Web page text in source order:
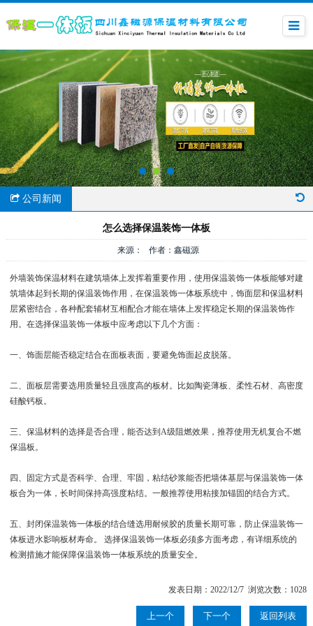
公司新闻
怎么选择保温装饰一体板
来源： 作者：鑫磁源
外墙装饰保温材料在建筑墙体上发挥着重要作用，使用保温装饰一体板能够对建
筑墙体起到长期的保温装饰作用，在保温装饰一体板系统中，饰面层和保温材料
层紧密结合，各种配套辅材互相配合才能在墙体上发挥稳定长期的保温装饰作
用。在选择保温装饰一体板中应考虑以下几个方面：
一、饰面层能否稳定结合在面板表面，要避免饰面起皮脱落。
二、面板层需要选用质量轻且强度高的板材。比如陶瓷薄板、柔性石材、高密度
硅酸钙板。
三、保温材料的选择是否合理，能否达到A级阻燃效果，推荐使用无机复合不燃
保温板。
四、固定方式是否科学、合理、牢固，粘结砂浆能否把墙体基层与保温装饰一体
板合为一体，长时间保持高强度粘结。一般推荐使用粘接加锚固的结合方式。
五、封闭保温装饰一体板的结合缝选用耐候胶的质量长期可靠，防止保温装饰一
体板进水影响板材寿命。 选择保温装饰一体板必须多方面考虑，有详细系统的
检测措施才能保障保温装饰一体板系统的质量安全。
发表日期：2022/12/7 浏览次数：1028
上一个 下一个 返回列表